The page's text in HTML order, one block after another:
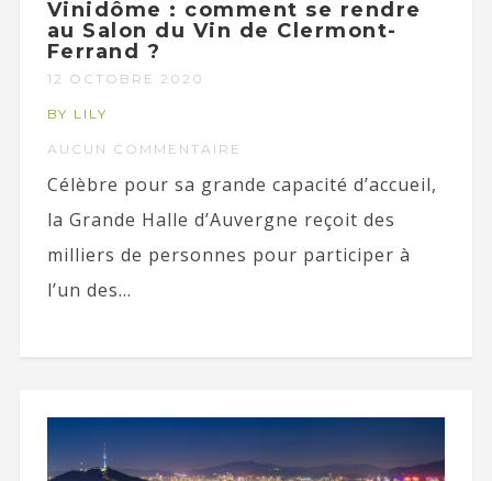
Vinidôme : comment se rendre
au Salon du Vin de Clermont-
Ferrand ?
12 OCTOBRE 2020
BY LILY
AUCUN COMMENTAIRE
Célèbre pour sa grande capacité d’accueil,
la Grande Halle d’Auvergne reçoit des
milliers de personnes pour participer à
l’un des...